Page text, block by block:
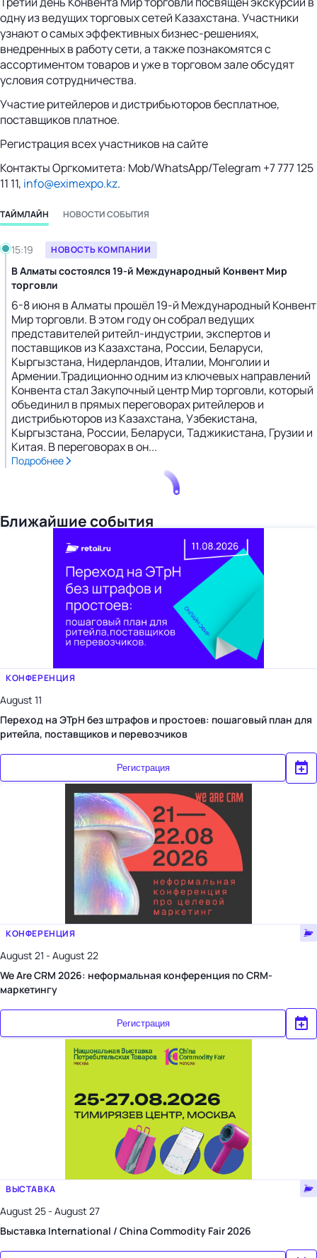
одну из ведущих торговых сетей Казахстана. Участники
узнают о самых эффективных бизнес-решениях,
внедренных в работу сети, а также познакомятся с
ассортиментом товаров и уже в торговом зале обсудят
условия сотрудничества.
Участие ритейлеров и дистрибьюторов бесплатное,
поставщиков платное.
Регистрация всех участников на сайте
Контакты Оргкомитета: Mob/WhatsApp/Telegram +7 777 125
11 11, info@eximexpo.kz.
ТАЙМЛАЙН НОВОСТИ СОБЫТИЯ
Вторник, 11.06.2024
15:19
НОВОСТЬ КОМПАНИИ
В Алматы состоялся 19-й Международный Конвент Мир
торговли
6-8 июня в Алматы прошёл 19-й Международный Конвент
Мир торговли. В этом году он собрал ведущих
представителей ритейл-индустрии, экспертов и
поставщиков из Казахстана, России, Беларуси,
Кыргызстана, Нидерландов, Италии, Монголии и
Армении.Традиционно одним из ключевых направлений
Конвента стал Закупочный центр Мир торговли, который
объединил в прямых переговорах ритейлеров и
дистрибьюторов из Казахстана, Узбекистана,
Кыргызстана, России, Беларуси, Таджикистана, Грузии и
Китая. В переговорах в он...
Подробнее
Ближайшие события
КОНФЕРЕНЦИЯ
August 11
Переход на ЭТрН без штрафов и простоев: пошаговый план для
ритейла, поставщиков и перевозчиков
Регистрация
КОНФЕРЕНЦИЯ
August 21 - August 22
We Are CRM 2026: неформальная конференция по CRM-
маркетингу
Регистрация
ВЫСТАВКА
August 25 - August 27
Выставка International / China Commodity Fair 2026